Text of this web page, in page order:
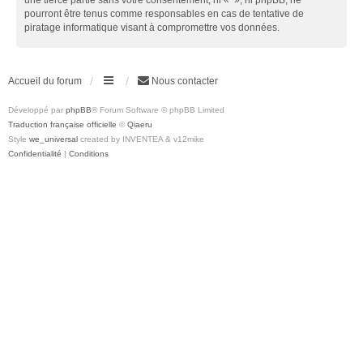
pourront être tenus comme responsables en cas de tentative de
piratage informatique visant à compromettre vos données.
Accueil du forum Nous contacter
Développé par phpBB® Forum Software © phpBB Limited
Traduction française officielle © Qiaeru
Style we_universal created by INVENTEA & v12mike
Confidentialité | Conditions